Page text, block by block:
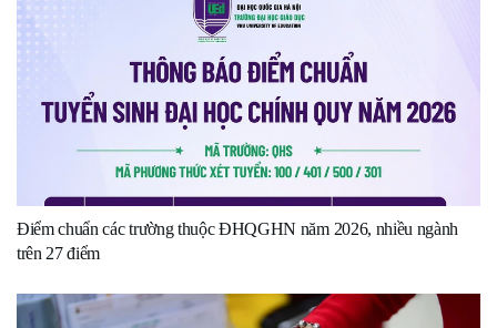
Điểm chuẩn các trường thuộc ĐHQGHN năm 2026, nhiều ngành
trên 27 điểm